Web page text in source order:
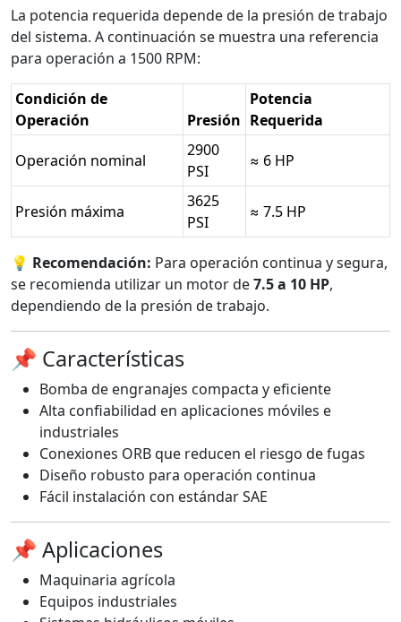
La potencia requerida depende de la presión de trabajo
del sistema. A continuación se muestra una referencia
para operación a 1500 RPM:
Condición de
Operación
Presión
Potencia
Requerida
Operación nominal
2900
PSI
≈ 6 HP
Presión máxima
3625
PSI
≈ 7.5 HP
💡 Recomendación: Para operación continua y segura,
se recomienda utilizar un motor de7.5 a 10 HP,
dependiendo de la presión de trabajo.
📌 Características
Bomba de engranajes compacta y eficiente
Alta confiabilidad en aplicaciones móviles e
industriales
Conexiones ORB que reducen el riesgo de fugas
Diseño robusto para operación continua
Fácil instalación con estándar SAE
📌 Aplicaciones
Maquinaria agrícola
Equipos industriales